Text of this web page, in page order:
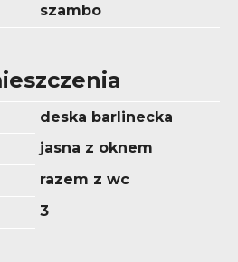
szambo
deska barlinecka
jasna z oknem
razem z wc
3